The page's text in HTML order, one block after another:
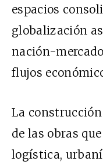
espacios
globalización
nación-
flujos
La
de las obras
logística,